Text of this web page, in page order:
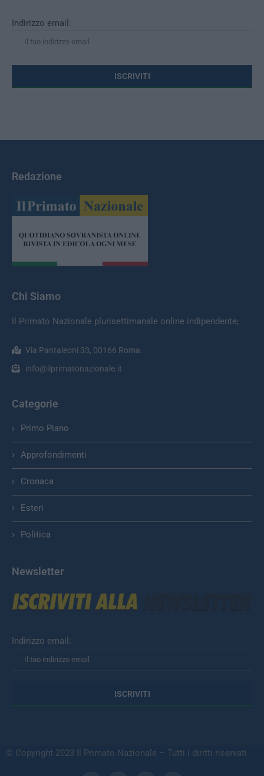
Indirizzo email:
Redazione
Chi Siamo
Il Primato Nazionale plurisettimanale online indipendente;
Via Pantaleoni 33, 00166 Roma.
info@ilprimatonazionale.it
Categorie
Primo Piano
Approfondimenti
Cronaca
Esteri
Politica
Newsletter
Indirizzo email:
© Copyright 2023 Il Primato Nazionale – Tutti i diritti riservati